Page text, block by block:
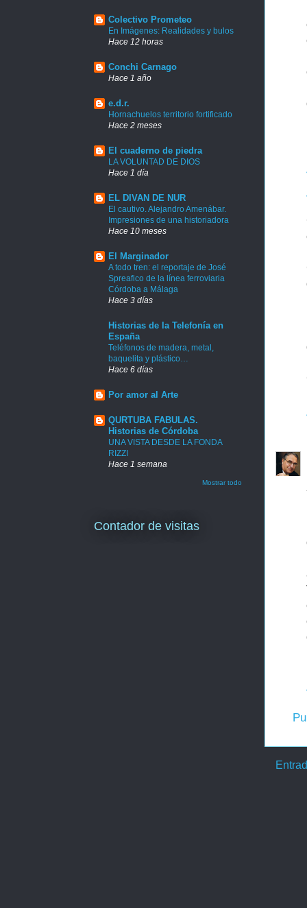
Colectivo Prometeo
En Imágenes: Realidades y bulos
Hace 12 horas
Conchi Carnago
Hace 1 año
e.d.r.
Hornachuelos territorio fortificado
Hace 2 meses
El cuaderno de piedra
LA VOLUNTAD DE DIOS
Hace 1 día
EL DIVAN DE NUR
El cautivo. Alejandro Amenábar.
Impresiones de una historiadora
Hace 10 meses
El Marginador
A todo tren: el reportaje de José
Spreafico de la línea ferroviaria
Córdoba a Málaga
Hace 3 días
Historias de la Telefonía en
España
Teléfonos de madera, metal,
baquelita y plástico…
Hace 6 días
Por amor al Arte
QURTUBA FABULAS.
Historias de Córdoba
UNA VISTA DESDE LA FONDA
RIZZI
Hace 1 semana
Mostrar todo
Contador de visitas